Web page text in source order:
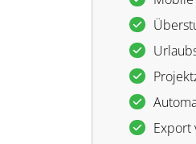
Export